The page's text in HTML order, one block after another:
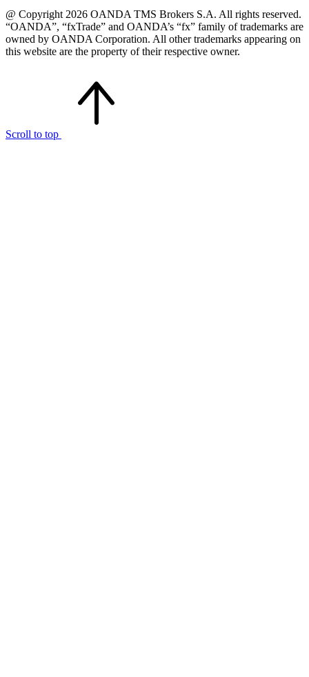
@ Copyright 2026 OANDA TMS Brokers S.A. All rights reserved.
“OANDA”, “fxTrade” and OANDA’s “fx” family of trademarks are
owned by OANDA Corporation. All other trademarks appearing on
this website are the property of their respective owner.
Scroll to top